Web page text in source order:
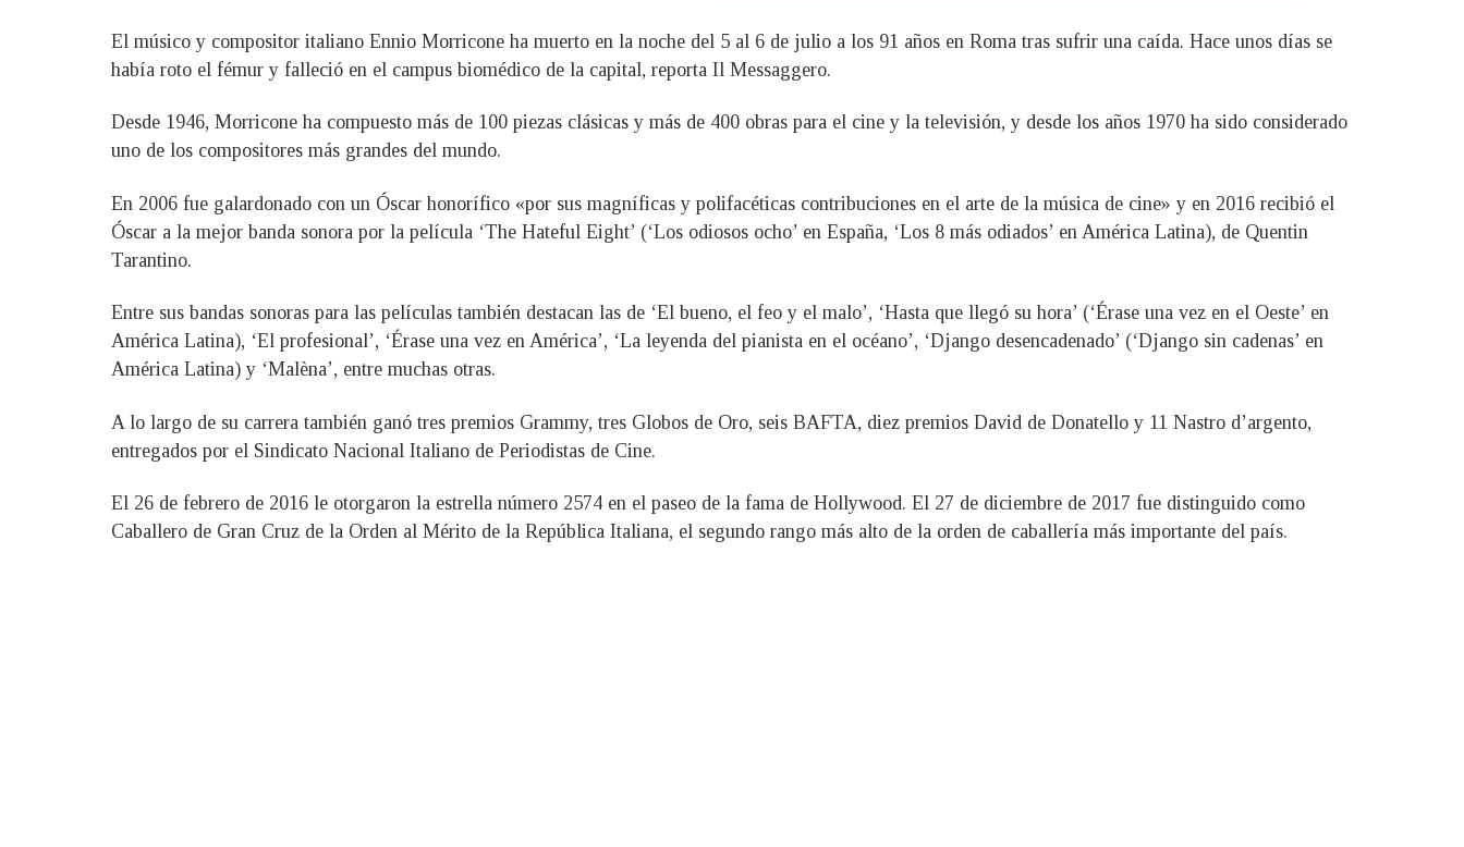
El músico y compositor italiano Ennio Morricone ha muerto en la noche del 5 al 6 de julio a los 91 años en Roma tras sufrir una caída. Hace unos días se
había roto el fémur y falleció en el campus biomédico de la capital, reporta Il Messaggero.
Desde 1946, Morricone ha compuesto más de 100 piezas clásicas y más de 400 obras para el cine y la televisión, y desde los años 1970 ha sido considerado
uno de los compositores más grandes del mundo.
En 2006 fue galardonado con un Óscar honorífico «por sus magníficas y polifacéticas contribuciones en el arte de la música de cine» y en 2016 recibió el
Óscar a la mejor banda sonora por la película ‘The Hateful Eight’ (‘Los odiosos ocho’ en España, ‘Los 8 más odiados’ en América Latina), de Quentin
Tarantino.
Entre sus bandas sonoras para las películas también destacan las de ‘El bueno, el feo y el malo’, ‘Hasta que llegó su hora’ (‘Érase una vez en el Oeste’ en
América Latina), ‘El profesional’, ‘Érase una vez en América’, ‘La leyenda del pianista en el océano’, ‘Django desencadenado’ (‘Django sin cadenas’ en
América Latina) y ‘Malèna’, entre muchas otras.
A lo largo de su carrera también ganó tres premios Grammy, tres Globos de Oro, seis BAFTA, diez premios David de Donatello y 11 Nastro d’argento,
entregados por el Sindicato Nacional Italiano de Periodistas de Cine.
El 26 de febrero de 2016 le otorgaron la estrella número 2574 en el paseo de la fama de Hollywood. El 27 de diciembre de 2017 fue distinguido como
Caballero de Gran Cruz de la Orden al Mérito de la República Italiana, el segundo rango más alto de la orden de caballería más importante del país.